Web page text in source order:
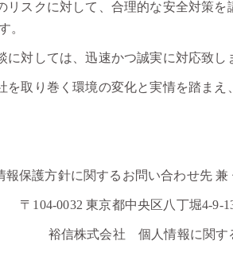
スクに対して、合理的な安全対策
。
対しては、迅速かつ誠実に対応致し
取り巻く環境の変化と実情を踏ま
報保護方針に関するお問い合わせ先
〒104-0032 東京都中央区八丁堀4-9-
裕信株式会社 個人情報に関す